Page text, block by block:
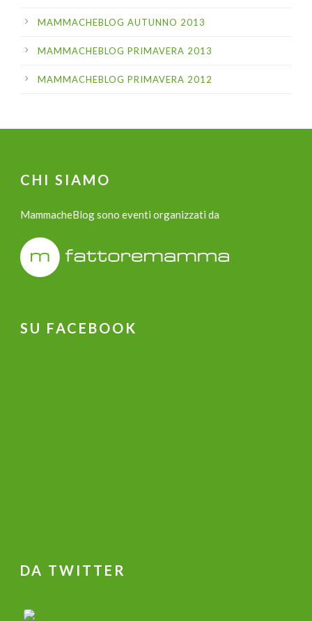
MAMMACHEBLOG AUTUNNO 2013
MAMMACHEBLOG PRIMAVERA 2013
MAMMACHEBLOG PRIMAVERA 2012
CHI SIAMO
MammacheBlog sono eventi organizzati da
SU FACEBOOK
DA TWITTER